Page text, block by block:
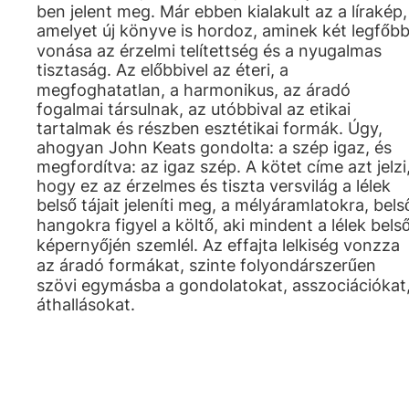
ben jelent meg. Már ebben kialakult az a lírakép,
amelyet új könyve is hordoz, aminek két legfőbb
vonása az érzelmi telítettség és a nyugalmas
tisztaság. Az előbbivel az éteri, a
megfoghatatlan, a harmonikus, az áradó
fogalmai társulnak, az utóbbival az etikai
tartalmak és részben esztétikai formák. Úgy,
ahogyan John Keats gondolta: a szép igaz, és
megfordítva: az igaz szép. A kötet címe azt jelzi,
hogy ez az érzelmes és tiszta versvilág a lélek
belső tájait jeleníti meg, a mélyáramlatokra,
hangokra figyel a költő, aki mindent a lélek
képernyőjén szemlél. Az effajta lelkiség vonzza
az áradó formákat, szinte folyondárszerűen
szövi egymásba a gondolatokat, asszociációkat,
áthallásokat.